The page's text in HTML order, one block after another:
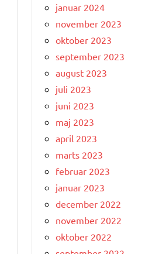
januar 2024
november 2023
oktober 2023
september 2023
august 2023
juli 2023
juni 2023
maj 2023
april 2023
marts 2023
februar 2023
januar 2023
december 2022
november 2022
oktober 2022